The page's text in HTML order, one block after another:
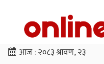
आज :२०८३ श्रावण, २३